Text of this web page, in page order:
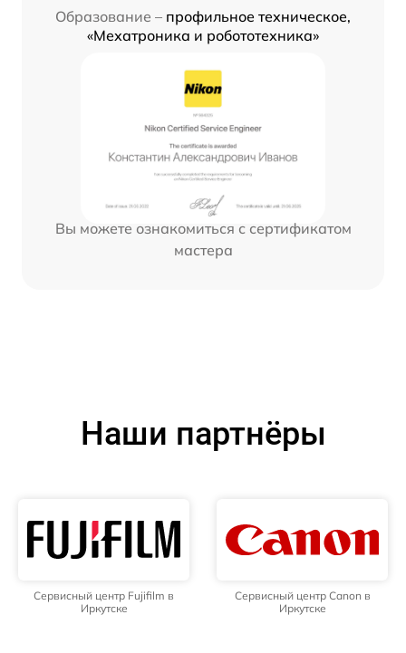
Образование – профильное техническое,
«Мехатроника и робототехника»
Вы можете ознакомиться с сертификатом
мастера
Наши партнёры
Сервисный центр Fujifilm в
Иркутске
Сервисный центр Canon в
Иркутске